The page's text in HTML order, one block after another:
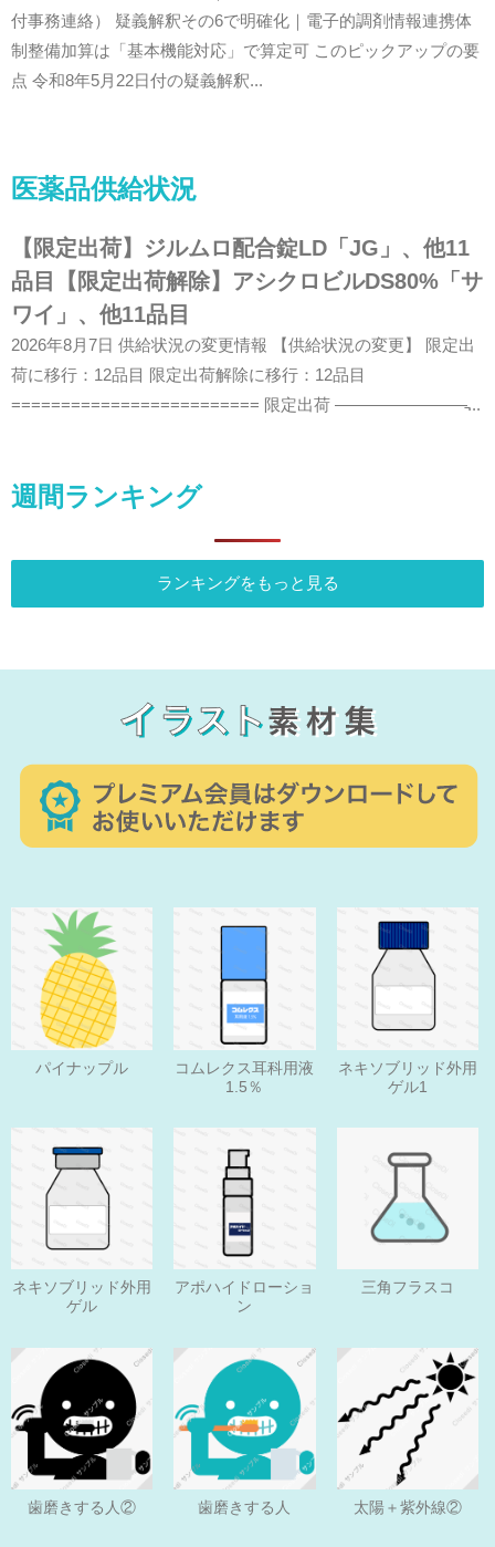
付事務連絡） 疑義解釈その6で明確化｜電子的調剤情報連携体
制整備加算は「基本機能対応」で算定可 このピックアップの要
点 令和8年5月22日付の疑義解釈...
医薬品供給状況
【限定出荷】ジルムロ配合錠LD「JG」、他11
品目【限定出荷解除】アシクロビルDS80%「サ
ワイ」、他11品目
2026年8月7日 供給状況の変更情報 【供給状況の変更】 限定出
荷に移行：12品目 限定出荷解除に移行：12品目
========================= 限定出荷 ————————̵...
週間ランキング
ランキングをもっと見る
パイナップル
コムレクス耳科用液
1.5％
ネキソブリッド外用
ゲル1
ネキソブリッド外用
ゲル
アポハイドローショ
ン
三角フラスコ
歯磨きする人② 歯磨きする人 太陽＋紫外線②